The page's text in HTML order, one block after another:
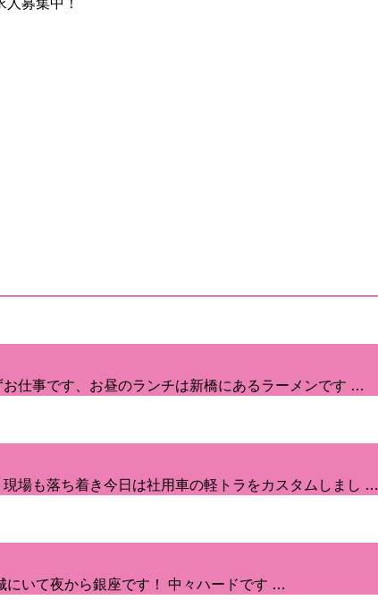
仕事です、お昼のランチは新橋にあるラーメンです …
場も落ち着き今日は社用車の軽トラをカスタムしまし …
にいて夜から銀座です！ 中々ハードです …